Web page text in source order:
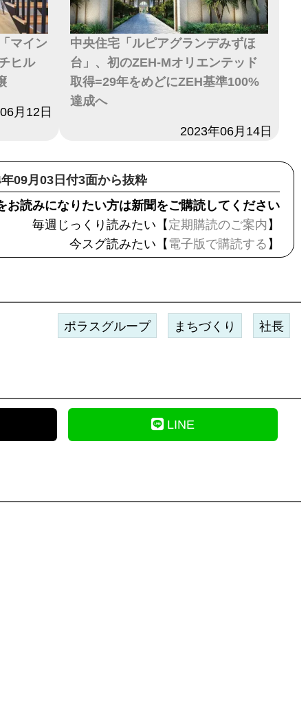
マイン
ヒル
月12日
中央住宅「ルピアグランデみずほ
台」、初のZEH-Mオリエンテッド
取得=29年をめどにZEH基準100%
達成へ
2023年06月14日
09月03日付3面から抜粋
お読みになりたい方は新聞をご購読してください
毎週じっくり読みたい【 定期購読のご案内 】
今スグ読みたい【 電子版で購読する 】
ポラスグループ まちづくり 社長
LINE